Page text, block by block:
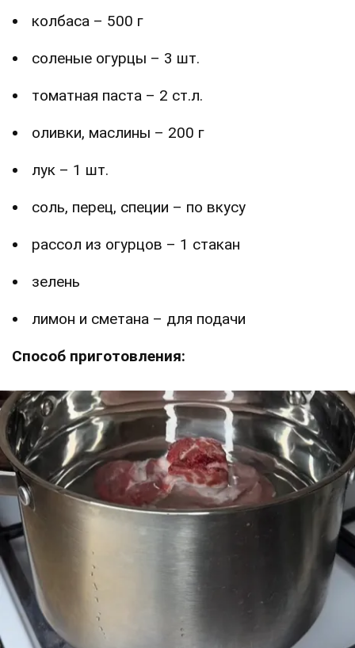
колбаса – 500 г
соленые огурцы – 3 шт.
томатная паста – 2 ст.л.
оливки, маслины – 200 г
лук – 1 шт.
соль, перец, специи – по вкусу
рассол из огурцов – 1 стакан
зелень
лимон и сметана – для подачи
Способ приготовления: